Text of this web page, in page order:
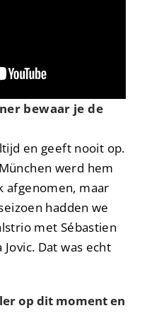
bewaar je de
en geeft nooit op.
werd hem
afgenomen, maar
hadden we
met Sébastien
Dat was echt
op dit moment en